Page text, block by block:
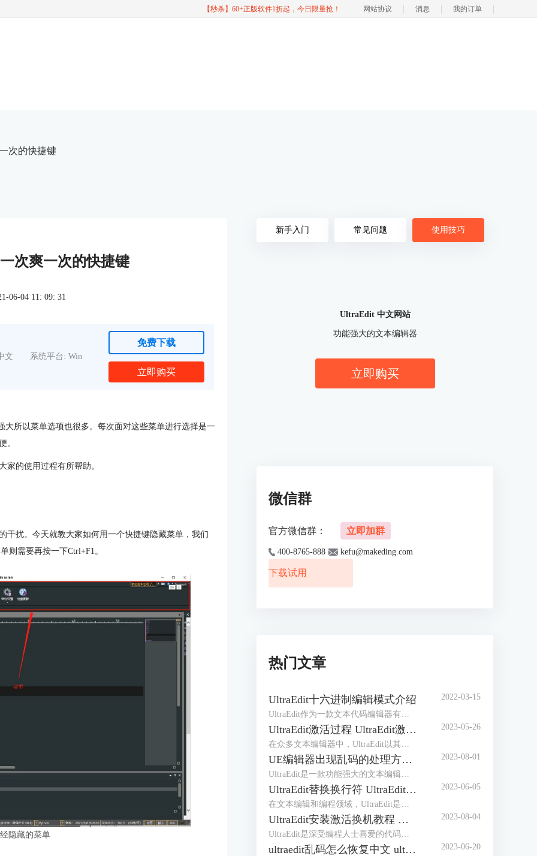
【秒杀】60+正版软件1折起，今日限量抢！ 网站协议 消息 我的订单
次的快捷键
次爽一次的快捷键
06-04 11: 09: 31
文 系统平台: Win
免费下载
立即购买
大所以菜单选项也很多。每次面对这些菜单进行选择是一
。
家的使用过程有所帮助。
干扰。今天就教大家如何用一个快捷键隐藏菜单，我们
则需要再按一下Ctrl+F1。
隐藏的菜单
新手入门 常见问题 使用技巧
UltraEdit 中文网站
功能强大的文本编辑器
立即购买
微信群
官方微信群： 立即加群
400-8765-888 kefu@makeding.com
下载试用
热门文章
UltraEdit十六进制编辑模式介绍
UltraEdit作为一款文本代码编辑器有着众多的编辑功能，它的十六进制编辑模式可以说是其核心竞争力，毕竟拥有十六进制编辑功能的编辑器屈指可数。但十六进制编辑不同于普通的编辑，有着很多晦涩之处，初次接触很难掌握用法，所以做个简介是有必要的。
2022-03-15
UltraEdit激活过程 UltraEdit激活许可证怎么获得
在众多文本编辑器中，UltraEdit以其强大的编辑功能和高度的定制性受到了广大用户的欢迎。然而，许多初次使用UltraEdit的用户，对UltraEdit激活过程以及UltraEdit激活许可证怎么获得这两个问题可能令人感到困惑。为了解答这些疑问，本文将详细介绍UltraEdit的激活过程，以及如何获取UltraEdit的激活许可证。
2023-05-26
UE编辑器出现乱码的处理方法 解决UltraEdit中文乱码问题
UltraEdit是一款功能强大的文本编辑器，广泛应用于程序员、网站开发人员和其他文本处理人员的日常工作中。然而，在使用UltraEdit编辑文本时，有时会出现中文乱码的问题，这会严重影响我们的工作效率。本文将介绍UE编辑器中文乱码的处理方法，帮助用户解决中文乱码问题，确保正常编辑和处理中文文本。
2023-08-01
UltraEdit替换换行符 UltraEdit替换功能
在文本编辑和编程领域，UltraEdit是一款广受欢迎的文本编辑器，它具有强大的功能和灵活的操作，可以提高工作效率。本文将介绍UltraEdit替换换行符，UltraEdit替换功能的内容。
2023-06-05
UltraEdit安装激活换机教程 如何生成脱机许可证
UltraEdit是深受编程人士喜爱的代码编辑器之一，简洁干净的工作界面，标配的语法高亮功能，代码折叠等高效编程功能，并且，还支持HTML、PHP和JavaScript等语法，让代码编辑、文档内容处理更加方便。
2023-08-04
ultraedit乱码怎么恢复中文 ultraedit中文乱码如何设置 2023-06-20